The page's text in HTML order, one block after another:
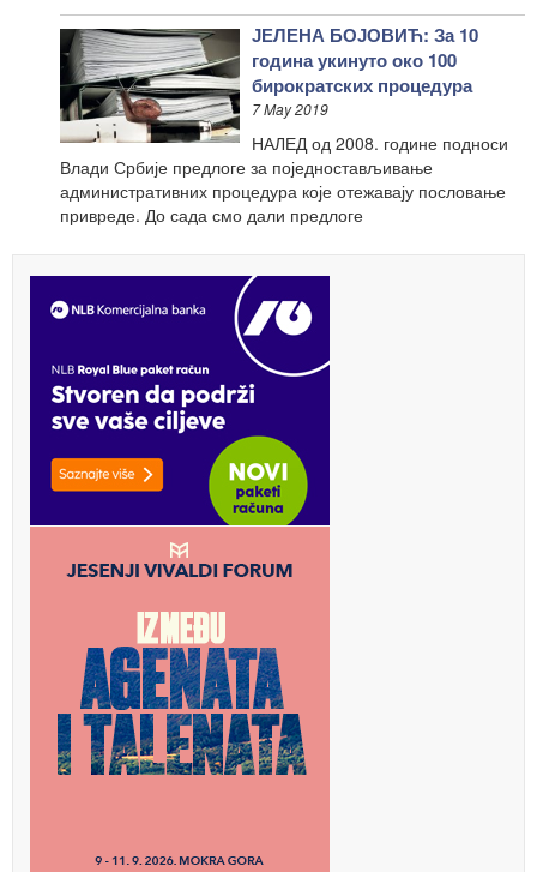
ЈЕЛЕНА БОЈОВИЋ: За 10
година укинуто око 100
бирократских процедура
7 May 2019
НАЛЕД од 2008. године подноси
Влади Србије предлоге за поједностављивање
административних процедура које отежавају пословање
привреде. До сада смо дали предлоге